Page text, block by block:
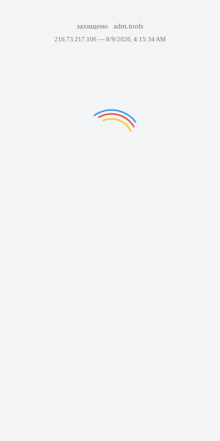
захищено adm.tools
216.73.217.106 — 8/9/2026, 4:15:34 AM